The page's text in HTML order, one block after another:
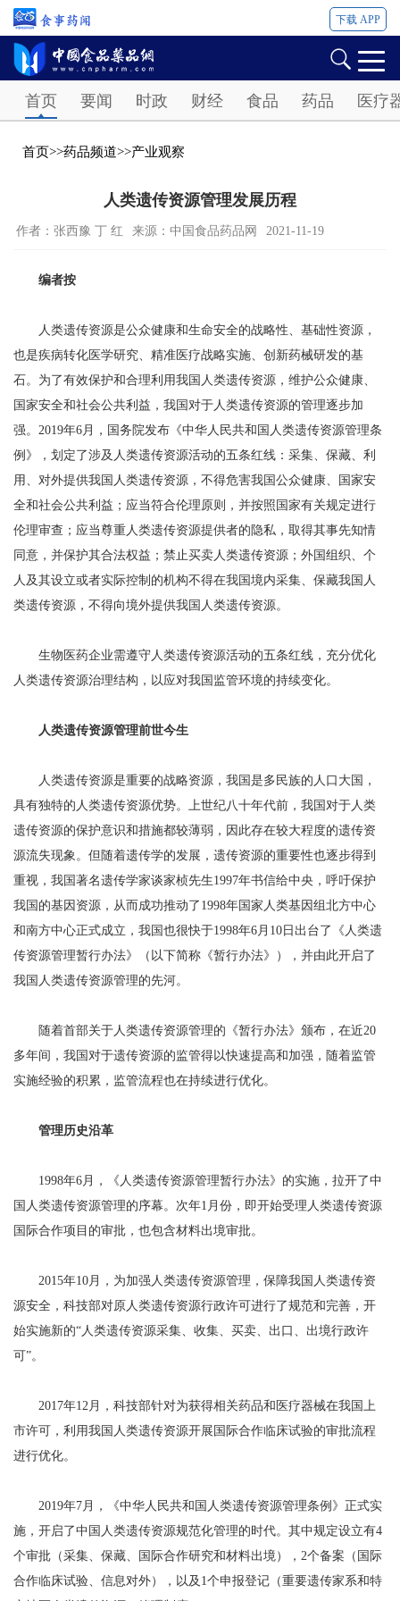
下载 APP
首页 要闻 时政 财经 食品 药品 医疗
首页>>药品频道>>产业观察
人类遗传资源管理发展历程
作者：张西豫 丁 红 来源：中国食品药品网 2021-11-19
编者按
人类遗传资源是公众健康和生命安全的战略性、基础性资源，
也是疾病转化医学研究、精准医疗战略实施、创新药械研发的基
石。为了有效保护和合理利用我国人类遗传资源，维护公众健康、
国家安全和社会公共利益，我国对于人类遗传资源的管理逐步加
强。2019年6月，国务院发布《中华人民共和国人类遗传资源管理条
例》，划定了涉及人类遗传资源活动的五条红线：采集、保藏、利
用、对外提供我国人类遗传资源，不得危害我国公众健康、国家安
全和社会公共利益；应当符合伦理原则，并按照国家有关规定进行
伦理审查；应当尊重人类遗传资源提供者的隐私，取得其事先知情
同意，并保护其合法权益；禁止买卖人类遗传资源；外国组织、个
人及其设立或者实际控制的机构不得在我国境内采集、保藏我国人
类遗传资源，不得向境外提供我国人类遗传资源。
生物医药企业需遵守人类遗传资源活动的五条红线，充分优化
人类遗传资源治理结构，以应对我国监管环境的持续变化。
人类遗传资源管理前世今生
人类遗传资源是重要的战略资源，我国是多民族的人口大国，
具有独特的人类遗传资源优势。上世纪八十年代前，我国对于人类
遗传资源的保护意识和措施都较薄弱，因此存在较大程度的遗传资
源流失现象。但随着遗传学的发展，遗传资源的重要性也逐步得到
重视，我国著名遗传学家谈家桢先生1997年书信给中央，呼吁保护
我国的基因资源，从而成功推动了1998年国家人类基因组北方中心
和南方中心正式成立，我国也很快于1998年6月10日出台了《人类遗
传资源管理暂行办法》（以下简称《暂行办法》），并由此开启了
我国人类遗传资源管理的先河。
随着首部关于人类遗传资源管理的《暂行办法》颁布，在近20
多年间，我国对于遗传资源的监管得以快速提高和加强，随着监管
实施经验的积累，监管流程也在持续进行优化。
管理历史沿革
1998年6月，《人类遗传资源管理暂行办法》的实施，拉开了中
国人类遗传资源管理的序幕。次年1月份，即开始受理人类遗传资源
国际合作项目的审批，也包含材料出境审批。
2015年10月，为加强人类遗传资源管理，保障我国人类遗传资
源安全，科技部对原人类遗传资源行政许可进行了规范和完善，开
始实施新的“人类遗传资源采集、收集、买卖、出口、出境行政许
可”。
2017年12月，科技部针对为获得相关药品和医疗器械在我国上
市许可，利用我国人类遗传资源开展国际合作临床试验的审批流程
进行优化。
2019年7月，《中华人民共和国人类遗传资源管理条例》正式实
施，开启了中国人类遗传资源规范化管理的时代。其中规定设立有4
个审批（采集、保藏、国际合作研究和材料出境），2个备案（国际
合作临床试验、信息对外），以及1个申报登记（重要遗传家系和特